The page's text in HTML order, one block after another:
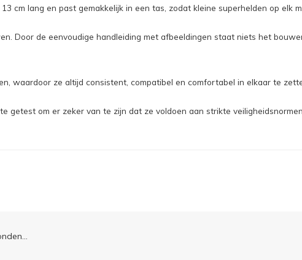
cm lang en past gemakkelijk in een tas, zodat kleine superhelden op elk
Door de eenvoudige handleiding met afbeeldingen staat niets het
waardoor ze altijd consistent, compatibel en comfortabel in elkaar te
getest om er zeker van te zijn dat ze voldoen aan strikte veiligheidsnormen